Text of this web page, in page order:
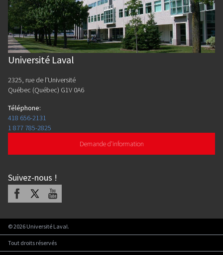
Université Laval
2325, rue de l'Université
Québec (Québec) G1V 0A6
Téléphone:
418 656-2131
1 877 785-2825
Demande d'information
Suivez-nous !
Facebook Youtube
©2026 Université Laval.
Tout droits réservés